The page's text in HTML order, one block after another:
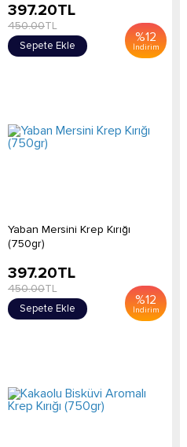
%12
İndirim
397.20TL
450.00TL
Sepete Ekle
Yaban Mersini Krep Kırığı
(750gr)
%12
İndirim
397.20TL
450.00TL
Sepete Ekle